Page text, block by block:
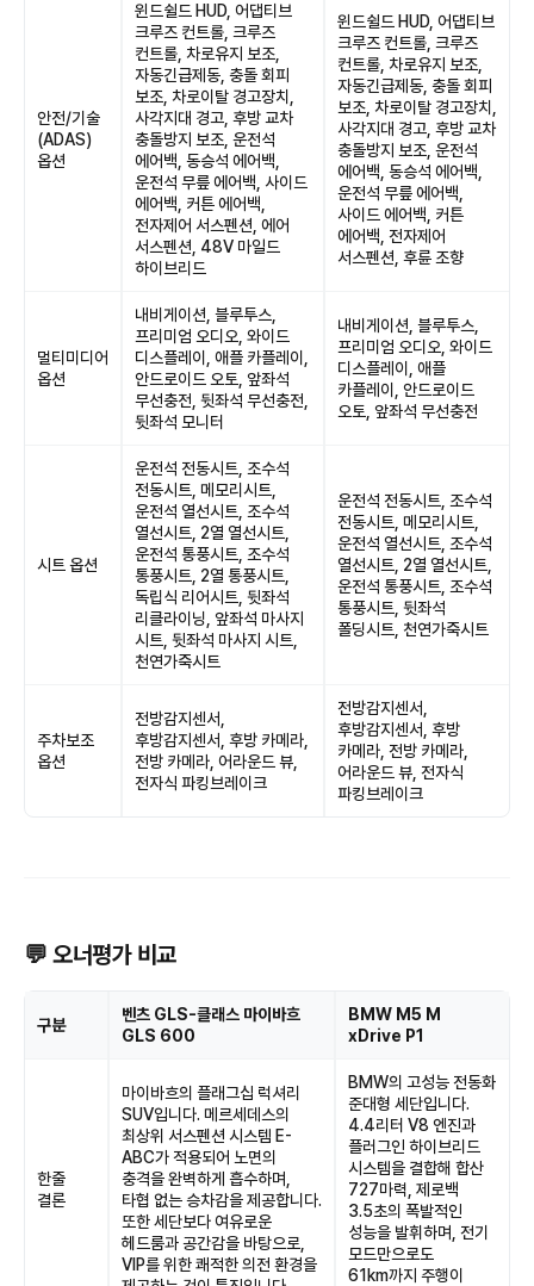
안전/기술
(ADAS)
옵션
윈드쉴드 HUD, 어댑티브
크루즈 컨트롤, 크루즈
컨트롤, 차로유지 보조,
자동긴급제동, 충돌 회피
보조, 차로이탈 경고장치,
사각지대 경고, 후방 교차
충돌방지 보조, 운전석
에어백, 동승석 에어백,
운전석 무릎 에어백, 사이드
에어백, 커튼 에어백,
전자제어 서스펜션, 에어
서스펜션, 48V 마일드
하이브리드
윈드쉴드 HUD, 어댑티브
크루즈 컨트롤, 크루즈
컨트롤, 차로유지 보조,
자동긴급제동, 충돌 회피
보조, 차로이탈 경고장치,
사각지대 경고, 후방 교차
충돌방지 보조, 운전석
에어백, 동승석 에어백,
운전석 무릎 에어백,
사이드 에어백, 커튼
에어백, 전자제어
서스펜션, 후륜 조향
멀티미디어
옵션
내비게이션, 블루투스,
프리미엄 오디오, 와이드
디스플레이, 애플 카플레이,
안드로이드 오토, 앞좌석
무선충전, 뒷좌석 무선충전,
뒷좌석 모니터
내비게이션, 블루투스,
프리미엄 오디오, 와이드
디스플레이, 애플
카플레이, 안드로이드
오토, 앞좌석 무선충전
시트 옵션
운전석 전동시트, 조수석
전동시트, 메모리시트,
운전석 열선시트, 조수석
열선시트, 2열 열선시트,
운전석 통풍시트, 조수석
통풍시트, 2열 통풍시트,
독립식 리어시트, 뒷좌석
리클라이닝, 앞좌석 마사지
시트, 뒷좌석 마사지 시트,
천연가죽시트
운전석 전동시트, 조수석
전동시트, 메모리시트,
운전석 열선시트, 조수석
열선시트, 2열 열선시트,
운전석 통풍시트, 조수석
통풍시트, 뒷좌석
폴딩시트, 천연가죽시트
주차보조
옵션
전방감지센서,
후방감지센서, 후방 카메라,
전방 카메라, 어라운드 뷰,
전자식 파킹브레이크
전방감지센서,
후방감지센서, 후방
카메라, 전방 카메라,
어라운드 뷰, 전자식
파킹브레이크
💬 오너평가 비교
구분
벤츠 GLS-클래스 마이바흐
GLS 600
BMW M5 M
xDrive P1
한줄
결론
마이바흐의 플래그십 럭셔리
SUV입니다. 메르세데스의
최상위 서스펜션 시스템 E-
ABC가 적용되어 노면의
충격을 완벽하게 흡수하며,
타협 없는 승차감을 제공합니다.
또한 세단보다 여유로운
헤드룸과 공간감을 바탕으로,
VIP를 위한 쾌적한 의전 환경을
BMW의 고성능 전동화
준대형 세단입니다.
4.4리터 V8 엔진과
플러그인 하이브리드
시스템을 결합해 합산
727마력, 제로백
3.5초의 폭발적인
성능을 발휘하며, 전기
모드만으로도
61km까지 주행이